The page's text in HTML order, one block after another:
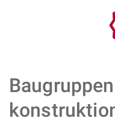
Baugruppen